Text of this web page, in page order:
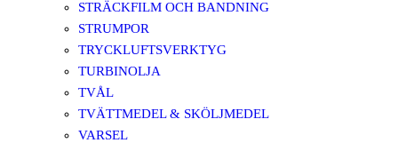
STRÄCKFILM OCH BANDNING
STRUMPOR
TRYCKLUFTSVERKTYG
TURBINOLJA
TVÅL
TVÄTTMEDEL & SKÖLJMEDEL
VARSEL